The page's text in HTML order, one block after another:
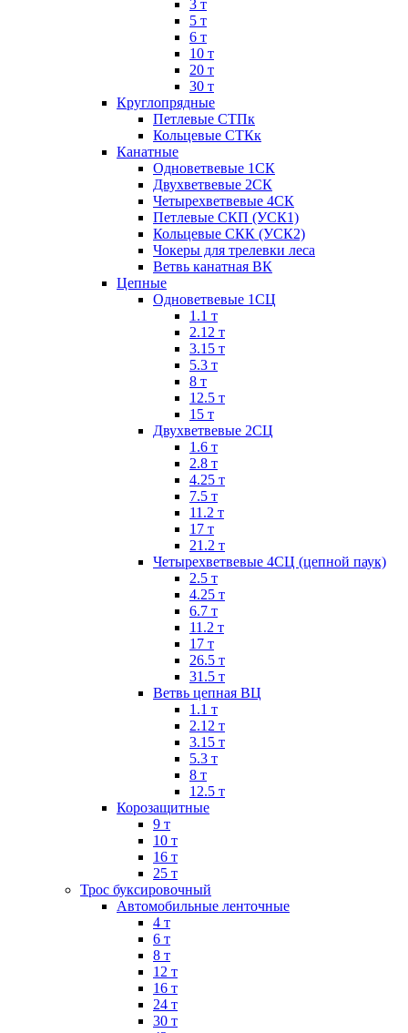
3 т
5 т
6 т
10 т
20 т
30 т
Круглопрядные
Петлевые СТПк
Кольцевые СТКк
Канатные
Одноветвевые 1СК
Двухветвевые 2СК
Четырехветвевые 4СК
Петлевые СКП (УСК1)
Кольцевые СКК (УСК2)
Чокеры для трелевки леса
Ветвь канатная ВК
Цепные
Одноветвевые 1СЦ
1.1 т
2.12 т
3.15 т
5.3 т
8 т
12.5 т
15 т
Двухветвевые 2СЦ
1.6 т
2.8 т
4.25 т
7.5 т
11.2 т
17 т
21.2 т
Четырехветвевые 4СЦ (цепной паук)
2.5 т
4.25 т
6.7 т
11.2 т
17 т
26.5 т
31.5 т
Ветвь цепная ВЦ
1.1 т
2.12 т
3.15 т
5.3 т
8 т
12.5 т
Корозащитные
9 т
10 т
16 т
25 т
Трос буксировочный
Автомобильные ленточные
4 т
6 т
8 т
12 т
16 т
24 т
30 т